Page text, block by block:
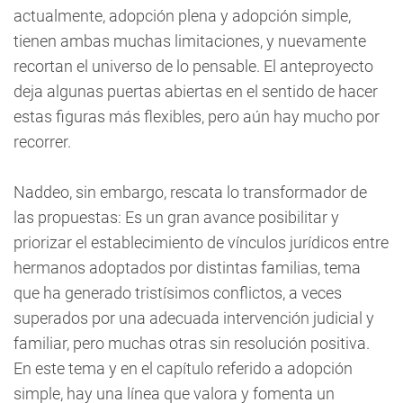
actualmente, adopción plena y adopción simple,
tienen ambas muchas limitaciones, y nuevamente
recortan el universo de lo pensable. El anteproyecto
deja algunas puertas abiertas en el sentido de hacer
estas figuras más flexibles, pero aún hay mucho por
recorrer.
Naddeo, sin embargo, rescata lo transformador de
las propuestas: Es un gran avance posibilitar y
priorizar el establecimiento de vínculos jurídicos entre
hermanos adoptados por distintas familias, tema
que ha generado tristísimos conflictos, a veces
superados por una adecuada intervención judicial y
familiar, pero muchas otras sin resolución positiva.
En este tema y en el capítulo referido a adopción
simple, hay una línea que valora y fomenta un